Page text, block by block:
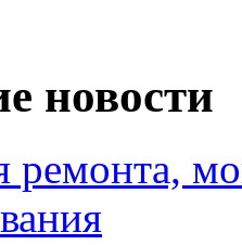
новости
ремонта,